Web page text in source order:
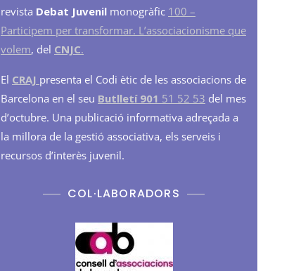
revista Debat Juvenil monogràfic 100 –
Participem per transformar. L’associacionisme que
volem, del CNJC.
El CRAJ presenta el Codi ètic de les associacions de
Barcelona en el seu Butlletí 901 51 52 53 del mes
d’octubre. Una publicació informativa adreçada a
la millora de la gestió associativa, els serveis i
recursos d’interès juvenil.
COL·LABORADORS